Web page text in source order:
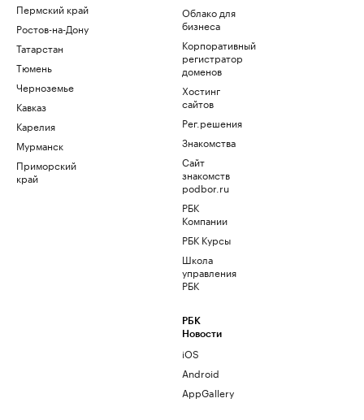
Пермский край
Ростов-на-Дону
Татарстан
Тюмень
Черноземье
Кавказ
Карелия
Мурманск
Приморский
край
Облако для
бизнеса
Корпоративный
регистратор
доменов
Хостинг
сайтов
Рег.решения
Знакомства
Сайт
знакомств
podbor.ru
РБК
Компании
РБК Курсы
Школа
управления
РБК
РБК
Новости
iOS
Android
AppGallery